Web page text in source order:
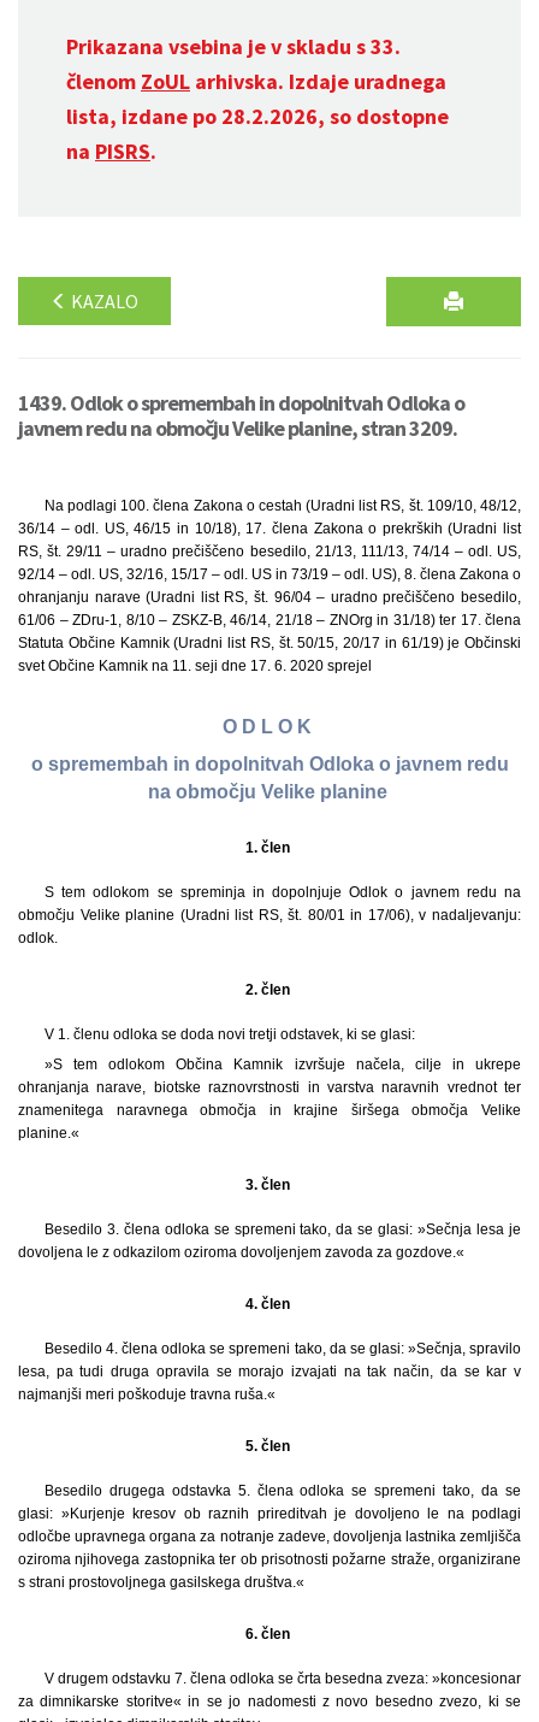
Prikazana vsebina je v skladu s 33.
členom ZoUL arhivska. Izdaje uradnega
lista, izdane po 28.2.2026, so dostopne
na PISRS.
KAZALO
1439. Odlok o spremembah in dopolnitvah Odloka o
javnem redu na območju Velike planine, stran 3209.
Na podlagi 100. člena Zakona o cestah (Uradni list RS, št. 109/10, 48/12,
36/14 – odl. US, 46/15 in 10/18), 17. člena Zakona o prekrških (Uradni list
RS, št. 29/11 – uradno prečiščeno besedilo, 21/13, 111/13, 74/14 – odl. US,
92/14 – odl. US, 32/16, 15/17 – odl. US in 73/19 – odl. US), 8. člena Zakona o
ohranjanju narave (Uradni list RS, št. 96/04 – uradno prečiščeno besedilo,
61/06 – ZDru-1, 8/10 – ZSKZ-B, 46/14, 21/18 – ZNOrg in 31/18) ter 17. člena
Statuta Občine Kamnik (Uradni list RS, št. 50/15, 20/17 in 61/19) je Občinski
svet Občine Kamnik na 11. seji dne 17. 6. 2020 sprejel
O D L O K
o spremembah in dopolnitvah Odloka o javnem redu
na območju Velike planine
1. člen
S tem odlokom se spreminja in dopolnjuje Odlok o javnem redu na
območju Velike planine (Uradni list RS, št. 80/01 in 17/06), v nadaljevanju:
odlok.
2. člen
V 1. členu odloka se doda novi tretji odstavek, ki se glasi:
»S tem odlokom Občina Kamnik izvršuje načela, cilje in ukrepe
ohranjanja narave, biotske raznovrstnosti in varstva naravnih vrednot ter
znamenitega naravnega območja in krajine širšega območja Velike
planine.«
3. člen
Besedilo 3. člena odloka se spremeni tako, da se glasi: »Sečnja lesa je
dovoljena le z odkazilom oziroma dovoljenjem zavoda za gozdove.«
4. člen
Besedilo 4. člena odloka se spremeni tako, da se glasi: »Sečnja, spravilo
lesa, pa tudi druga opravila se morajo izvajati na tak način, da se kar v
najmanjši meri poškoduje travna ruša.«
5. člen
Besedilo drugega odstavka 5. člena odloka se spremeni tako, da se
glasi: »Kurjenje kresov ob raznih prireditvah je dovoljeno le na podlagi
odločbe upravnega organa za notranje zadeve, dovoljenja lastnika zemljišča
oziroma njihovega zastopnika ter ob prisotnosti požarne straže, organizirane
s strani prostovoljnega gasilskega društva.«
6. člen
V drugem odstavku 7. člena odloka se črta besedna zveza: »koncesionar
za dimnikarske storitve« in se jo nadomesti z novo besedno zvezo, ki se